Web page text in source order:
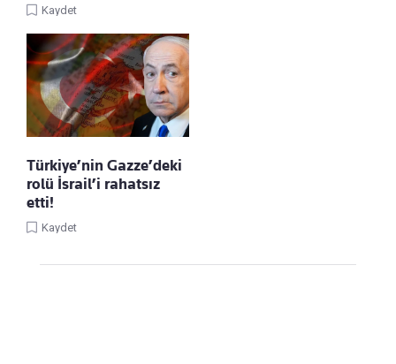
Kaydet
Türkiye’nin Gazze’deki
rolü İsrail’i rahatsız
etti!
Kaydet